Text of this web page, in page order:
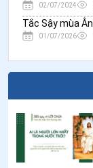
02/07/2024
01/07/2026